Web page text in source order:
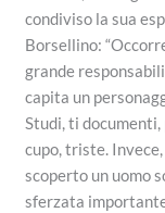
condiviso la sua
Borsellino:
grande
capita un
Studi, ti
cupo, triste.
scoperto un uomo
sferzata